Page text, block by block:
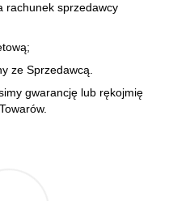
rachunek sprzedawcy
ze Sprzedawcą.
gwarancję lub rękojmię